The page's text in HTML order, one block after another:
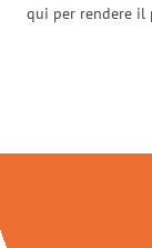
qui per rendere il